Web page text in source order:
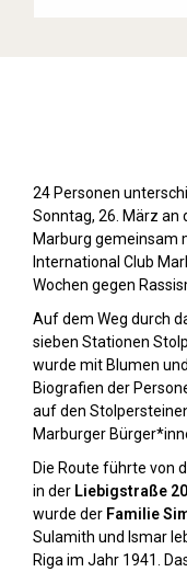
24 Personen
Sonntag, 26. März an
Marburg gemeinsam
International Club
Wochen gegen
Auf dem Weg durch
sieben Stationen
wurde mit Blumen
Biografien der
auf den
Marburger
Die Route führte von
in der Liebigstraße 20
wurde der Familie
Sulamith und Ismar
Riga im Jahr 1941.